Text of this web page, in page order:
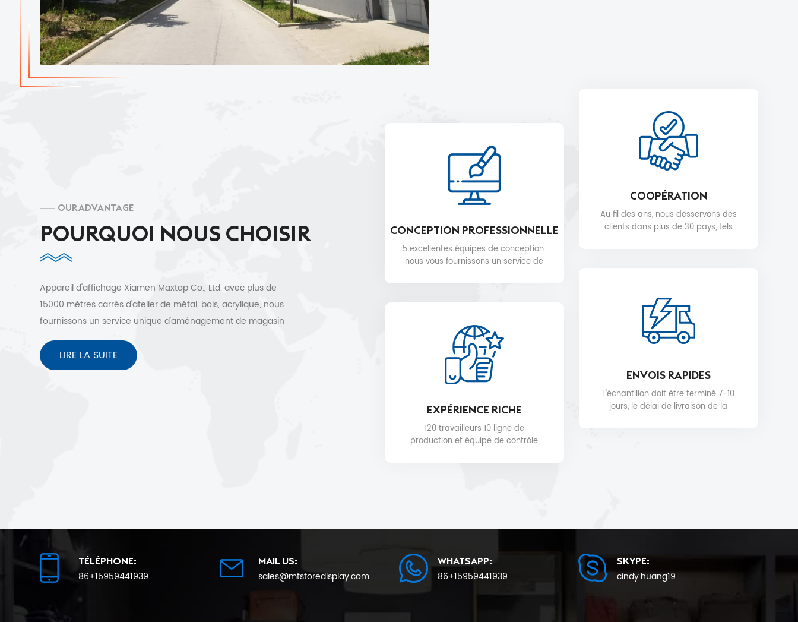
OUR ADVANTAGE
POURQUOI NOUS CHOISIR
Appareil d'affichage Xiamen Maxtop Co., Ltd. avec plus de
15000 mètres carrés d'atelier de métal, bois, acrylique, nous
fournissons un service unique d'aménagement de magasin
à des clients de plus de 30 pays. Conception 3D gratuite,
expédition rapide et service après-vente sans soucis.
LIRE LA SUITE
CONCEPTION PROFESSIONNELLE
5 excellentes équipes de conception.
nous vous fournissons un service de
COOPÉRATION
Au fil des ans, nous desservons des
clients dans plus de 30 pays, tels
EXPÉRIENCE RICHE
120 travailleurs 10 ligne de
production et équipe de contrôle
la date de livraison.
ENVOIS RAPIDES
L'échantillon doit être terminé 7-10
jours, le délai de livraison de la
TÉLÉPHONE:
86+15959441939
MAIL US:
sales@mtstoredisplay.com
WHATSAPP:
86+15959441939
SKYPE:
cindy.huang19